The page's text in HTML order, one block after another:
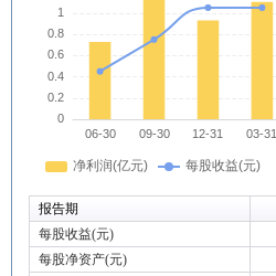
报告期
每股收益(元)
每股净资产(元)